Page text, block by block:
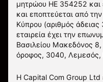
μητρώου HE 354252 και
και εποπτεύεται από
Κύπρου (αριθμός
εταιρεία έχει την
Βασιλείου Μακεδόνος
όροφος, 3040, Λεμεσός,
Η Capital Com Group Ltd